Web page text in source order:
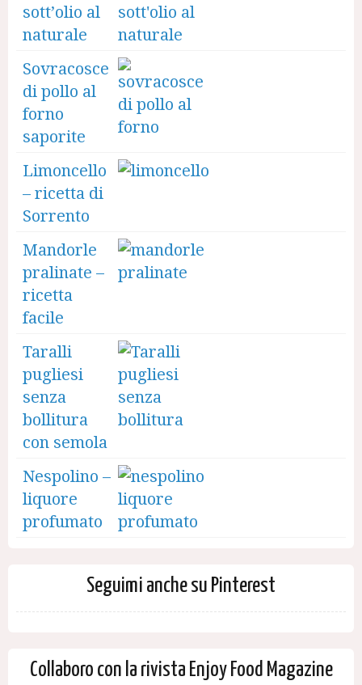
sott’olio al
naturale
Sovracosce
di pollo al
forno
saporite
Limoncello
– ricetta di
Sorrento
Mandorle
pralinate –
ricetta
facile
Taralli
pugliesi
senza
bollitura
con semola
Nespolino –
liquore
profumato
Seguimi anche su Pinterest
Collaboro con la rivista Enjoy Food Magazine